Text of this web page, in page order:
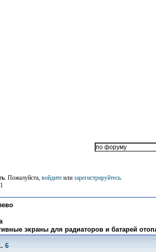
. Пожалуйста, войдите или зарегистрируйтесь.
экраны для радиаторов и батарей
6